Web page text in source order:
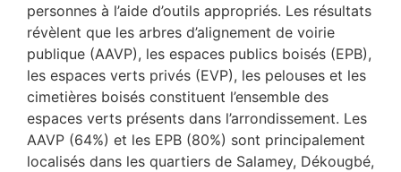
personnes à l’aide d’outils appropriés. Les résultats
révèlent que les arbres d’alignement de voirie
publique (AAVP), les espaces publics boisés (EPB),
les espaces verts privés (EVP), les pelouses et les
cimetières boisés constituent l’ensemble des
espaces verts présents dans l’arrondissement. Les
AAVP (64%) et les EPB (80%) sont principalement
localisés dans les quartiers de Salamey, Dékougbé,